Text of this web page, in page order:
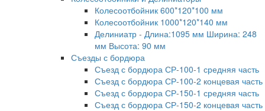
Колесоотбойник 600*120*100 мм
Колесоотбойник 1000*120*140 мм
Делиниатр - Длина:1095 мм Ширина: 248
мм Высота: 90 мм
Съезды с бордюра
Съезд с бордюра СР-100-1 средняя часть
Съезд с бордюра СР-100-2 концевая часть
Съезд с бордюра СР-150-1 средняя часть
Съезд с бордюра СР-150-2 концевая часть